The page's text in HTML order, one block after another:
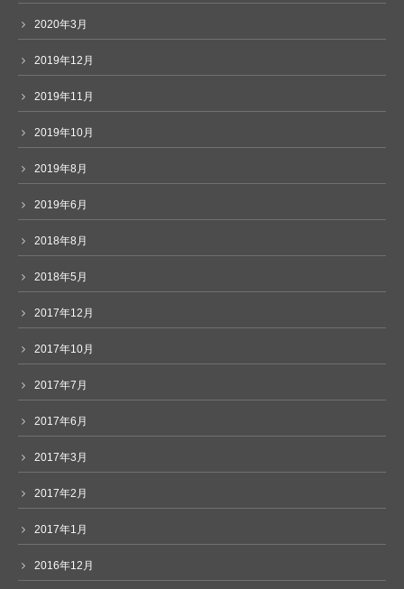
2020年3月
2019年12月
2019年11月
2019年10月
2019年8月
2019年6月
2018年8月
2018年5月
2017年12月
2017年10月
2017年7月
2017年6月
2017年3月
2017年2月
2017年1月
2016年12月